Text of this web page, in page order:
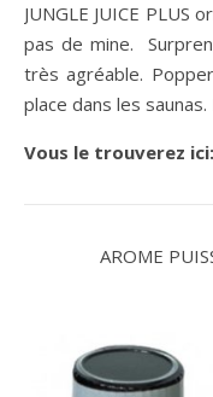
JUNGLE JUICE PLUS
pas de mine.
très agréable.
place dans les
Vous le trouverez ici:
AROME